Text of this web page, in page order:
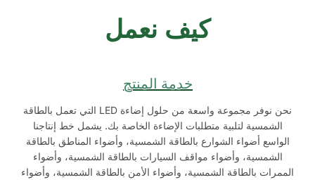
كيف نعمل
خدمة المنتج
نحن نوفر مجموعة واسعة من حلول إضاءة LED التي تعمل بالطاقة
الشمسية لتلبية متطلبات الإضاءة الخاصة بك. يشمل خط إنتاجنا
الواسع أضواء الشوارع بالطاقة الشمسية، وأضواء المناطق بالطاقة
الشمسية، وأضواء مواقف السيارات بالطاقة الشمسية، وأضواء
الممرات بالطاقة الشمسية، وأضواء الأمن بالطاقة الشمسية، وأضواء